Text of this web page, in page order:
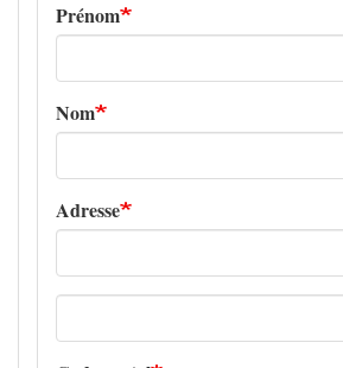
Prénom
Nom
Adresse
Adresse